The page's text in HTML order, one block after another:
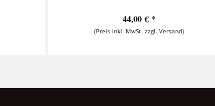
44,00 € *
(Preis inkl. MwSt. zzgl. Versand)